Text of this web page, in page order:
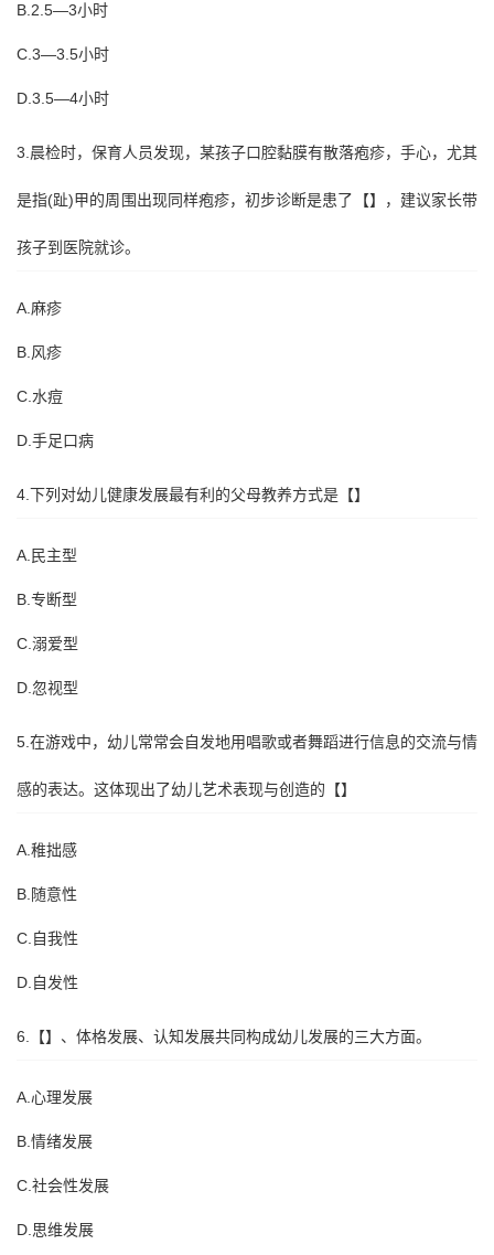
B.2.5—3小时
C.3—3.5小时
D.3.5—4小时
3.晨检时，保育人员发现，某孩子口腔黏膜有散落疱疹，手心，尤其
是指(趾)甲的周围出现同样疱疹，初步诊断是患了【】，建议家长带
孩子到医院就诊。
A.麻疹
B.风疹
C.水痘
D.手足口病
4.下列对幼儿健康发展最有利的父母教养方式是【】
A.民主型
B.专断型
C.溺爱型
D.忽视型
5.在游戏中，幼儿常常会自发地用唱歌或者舞蹈进行信息的交流与情
感的表达。这体现出了幼儿艺术表现与创造的【】
A.稚拙感
B.随意性
C.自我性
D.自发性
6.【】、体格发展、认知发展共同构成幼儿发展的三大方面。
A.心理发展
B.情绪发展
C.社会性发展
D.思维发展